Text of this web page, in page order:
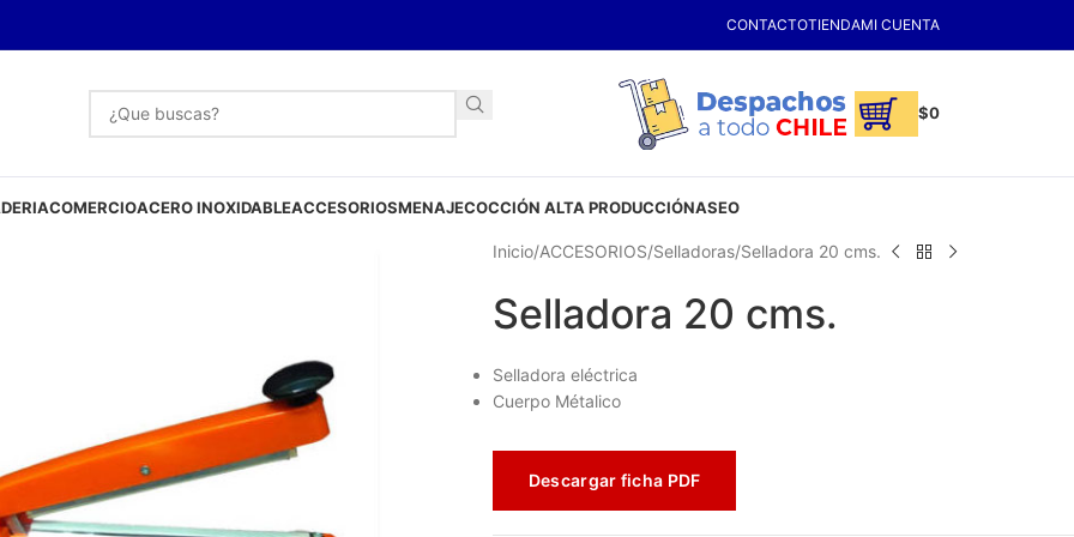
CONTACTOTIENDAMI CUENTA
$0
COMERCIOACERO INOXIDABLEACCESORIOSMENAJECOCCIÓN ALTA PRODUCCIÓNASEO
Inicio ACCESORIOS Selladoras Selladora 20 cms.
Selladora 20 cms.
Selladora eléctrica
Cuerpo Métalico
Descargar ficha PDF